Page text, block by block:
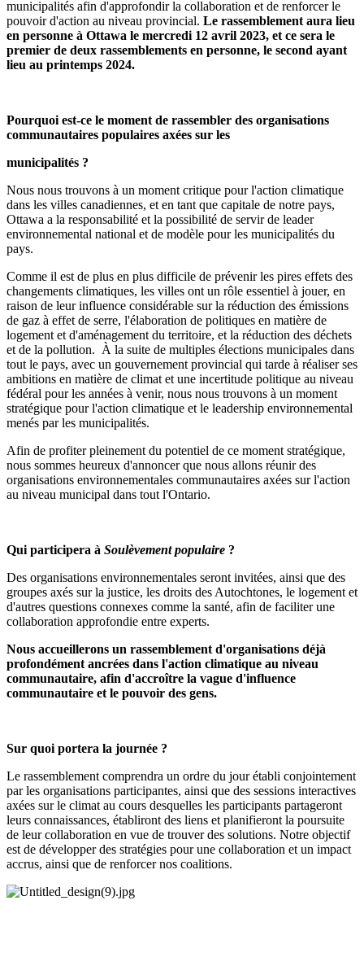
municipalités afin d'approfondir la collaboration et de renforcer le
pouvoir d'action au niveau provincial. Le rassemblement aura lieu
en personne à Ottawa le mercredi 12 avril 2023, et ce sera le
premier de deux rassemblements en personne, le second ayant
lieu au printemps 2024.
Pourquoi est-ce le moment de rassembler des organisations
communautaires populaires axées sur les
municipalités ?
Nous nous trouvons à un moment critique pour l'action climatique
dans les villes canadiennes, et en tant que capitale de notre pays,
Ottawa a la responsabilité et la possibilité de servir de leader
environnemental national et de modèle pour les municipalités du
pays.
Comme il est de plus en plus difficile de prévenir les pires effets des
changements climatiques, les villes ont un rôle essentiel à jouer, en
raison de leur influence considérable sur la réduction des émissions
de gaz à effet de serre, l'élaboration de politiques en matière de
logement et d'aménagement du territoire, et la réduction des déchets
et de la pollution. À la suite de multiples élections municipales dans
tout le pays, avec un gouvernement provincial qui tarde à réaliser ses
ambitions en matière de climat et une incertitude politique au niveau
fédéral pour les années à venir, nous nous trouvons à un moment
stratégique pour l'action climatique et le leadership environnemental
menés par les municipalités.
Afin de profiter pleinement du potentiel de ce moment stratégique,
nous sommes heureux d'annoncer que nous allons réunir des
organisations environnementales communautaires axées sur l'action
au niveau municipal dans tout l'Ontario.
Qui participera à Soulèvement populaire ?
Des organisations environnementales seront invitées, ainsi que des
groupes axés sur la justice, les droits des Autochtones, le logement et
d'autres questions connexes comme la santé, afin de faciliter une
collaboration approfondie entre experts.
Nous accueillerons un rassemblement d'organisations déjà
profondément ancrées dans l'action climatique au niveau
communautaire, afin d'accroître la vague d'influence
communautaire et le pouvoir des gens.
Sur quoi portera la journée ?
Le rassemblement comprendra un ordre du jour établi conjointement
par les organisations participantes, ainsi que des sessions interactives
axées sur le climat au cours desquelles les participants partageront
leurs connaissances, établiront des liens et planifieront la poursuite
de leur collaboration en vue de trouver des solutions. Notre objectif
est de développer des stratégies pour une collaboration et un impact
accrus, ainsi que de renforcer nos coalitions.